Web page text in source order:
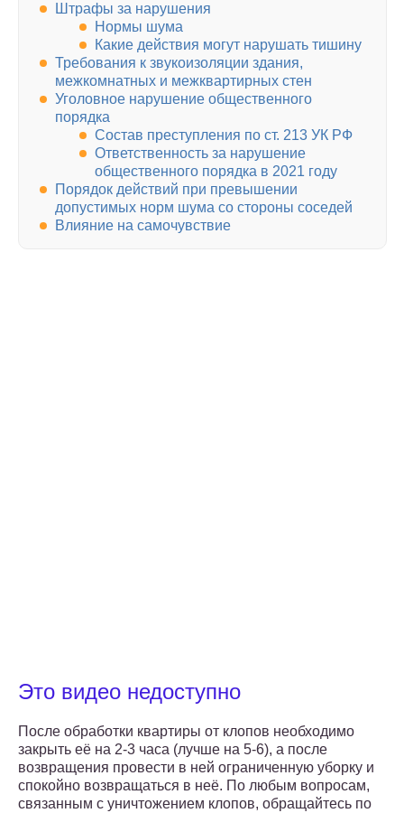
Штрафы за нарушения
Нормы шума
Какие действия могут нарушать тишину
Требования к звукоизоляции здания,
межкомнатных и межквартирных стен
Уголовное нарушение общественного
порядка
Состав преступления по ст. 213 УК РФ
Ответственность за нарушение
общественного порядка в 2021 году
Порядок действий при превышении
допустимых норм шума со стороны соседей
Влияние на самочувствие
Это видео недоступно
После обработки квартиры от клопов необходимо
закрыть её на 2-3 часа (лучше на 5-6), а после
возвращения провести в ней ограниченную уборку и
спокойно возвращаться в неё. По любым вопросам,
связанным с уничтожением клопов, обращайтесь по